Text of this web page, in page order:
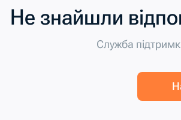
Не знайшли
Служба